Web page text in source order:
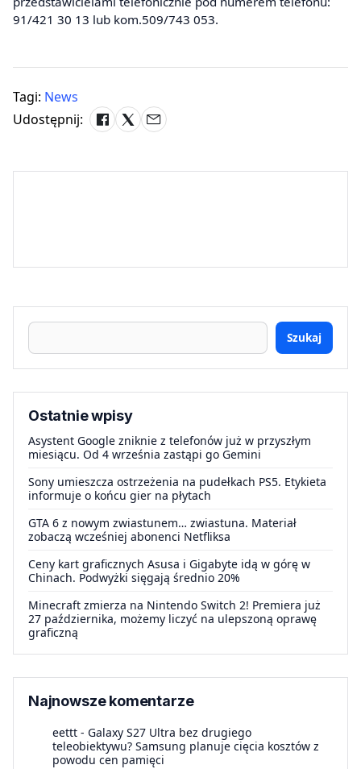
91/421 30 13 lub kom.509/743 053.
Tagi: News
Udostępnij:
Szukaj
Ostatnie wpisy
Asystent Google zniknie z telefonów już w przyszłym
miesiącu. Od 4 września zastąpi go Gemini
Sony umieszcza ostrzeżenia na pudełkach PS5. Etykieta
informuje o końcu gier na płytach
GTA 6 z nowym zwiastunem… zwiastuna. Materiał
zobaczą wcześniej abonenci Netfliksa
Ceny kart graficznych Asusa i Gigabyte idą w górę w
Chinach. Podwyżki sięgają średnio 20%
Minecraft zmierza na Nintendo Switch 2! Premiera już
27 października, możemy liczyć na ulepszoną oprawę
graficzną
Najnowsze komentarze
eettt - Galaxy S27 Ultra bez drugiego
teleobiektywu? Samsung planuje cięcia kosztów z
powodu cen pamięci